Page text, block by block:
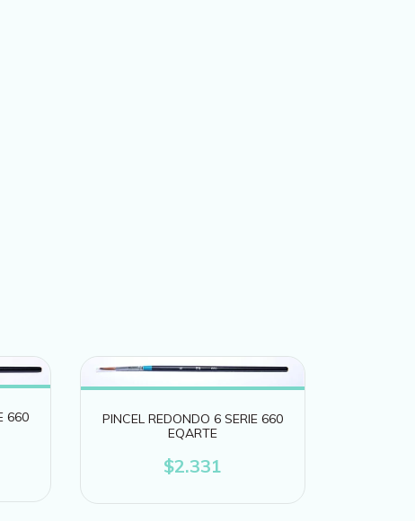
660
PINCEL REDONDO 6 SERIE 660
EQARTE
$2.331